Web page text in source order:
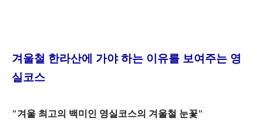
겨울철 한라산에 가야 하는 이유를 보여주는 영
실코스
"겨울 최고의 백미인 영실코스의 겨울철 눈꽃"